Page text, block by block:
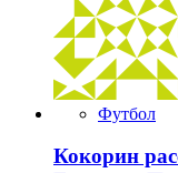
Футбол
Кокорин